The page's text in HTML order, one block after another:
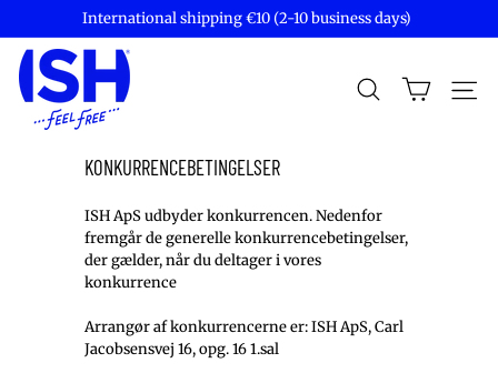
content
Pause
International shipping €10 (2-10 business days)
I
S
SEARCH Site
KONKURRENCEBETINGELSER
ISH ApS udbyder konkurrencen. Nedenfor
fremgår de generelle konkurrencebetingelser,
der gælder, når du deltager i vores
konkurrence
Arrangør af konkurrencerne er: ISH ApS, Carl
Jacobsensvej 16, opg. 16 1.sal